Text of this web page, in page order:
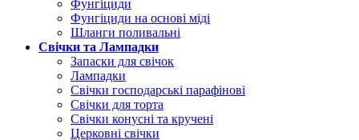
Фунгіциди
Фунгіциди на основі міді
Шланги поливальні
Свічки та Лампадки
Запаски для свічок
Лампадки
Свічки господарські парафінові
Свічки для торта
Свічки конусні та кручені
Церковні свічки